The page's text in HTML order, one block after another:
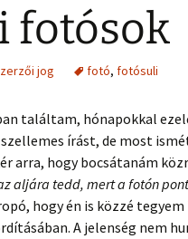
fotósok
jog fotó, fotósuli
találtam, hónapokkal
írást, de most
arra, hogy bocsátanám
aljára tedd, mert a fotón
hogy én is közzé tegyem
A jelenség nem